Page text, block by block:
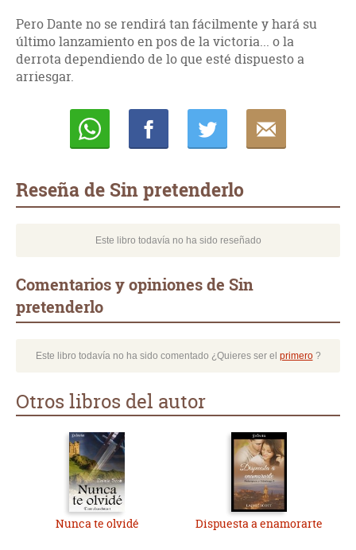
Pero Dante no se rendirá tan fácilmente y hará su
último lanzamiento en pos de la victoria... o la
derrota dependiendo de lo que esté dispuesto a
arriesgar.
Reseña de Sin pretenderlo
Este libro todavía no ha sido reseñado
Comentarios y opiniones de Sin
pretenderlo
Este libro todavía no ha sido comentado ¿Quieres ser el primero?
Otros libros del autor
Nunca te olvidé Dispuesta a enamorarte